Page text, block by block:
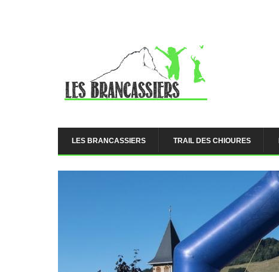
LES BRANCASSIERS TRAIL DES CHIOURES